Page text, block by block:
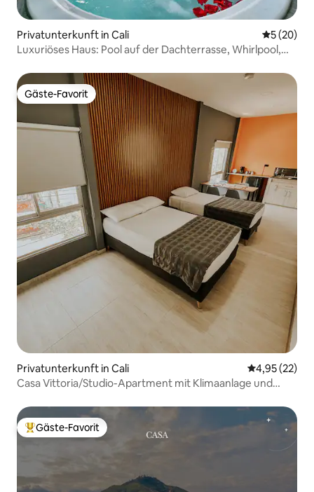
Privatunterkunft in Cali
5 (20)
Luxuriöses Haus: Pool auf der Dachterrasse, Whirlpool,
Gäste-Favorit
Gäste-Favorit
Privatunterkunft in Cali
4,95 (22)
Casa Vittoria/Studio-Apartment mit Klimaanlage und
Beliebter Gäste-Favorit.
Gäste-Favorit